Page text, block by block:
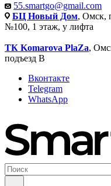
55.smartgo@gmail.com
БЦ Новый Дом, Омск,
№100, 1 этаж, у лифта
ТК Komarova PlaZa,
подъезд В
Вконтакте
Telegram
WhatsApp